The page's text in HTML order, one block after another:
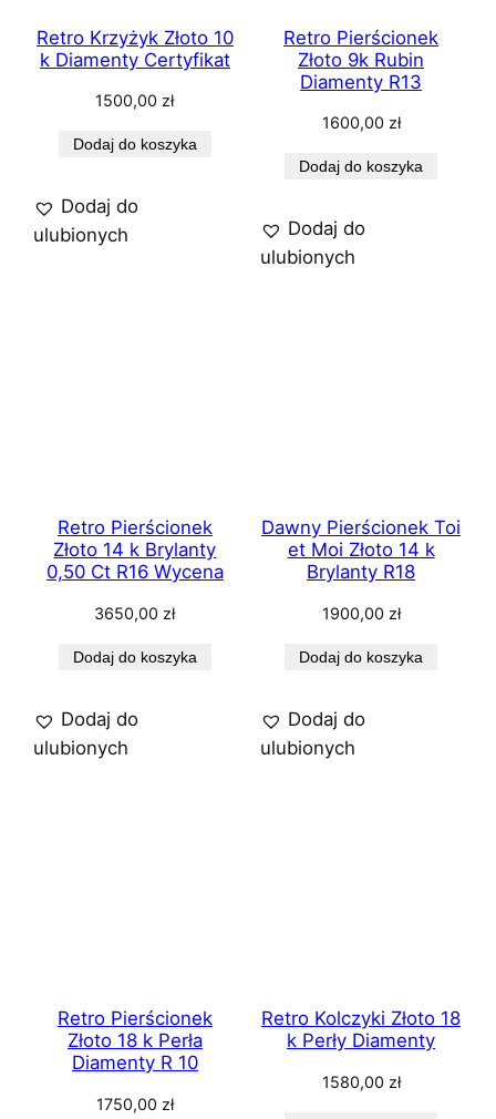
Retro Krzyżyk Złoto 10
k Diamenty Certyfikat
1500,00zł
Dodaj do koszyka
Dodaj do
ulubionych
Retro Pierścionek
Złoto 9k Rubin
Diamenty R13
1600,00 zł
Dodaj do koszyka
Dodaj do
ulubionych
Retro Pierścionek
Złoto 14 k Brylanty
0,50 Ct R16 Wycena
3650,00 zł
Dodaj do koszyka
Dodaj do
ulubionych
Dawny Pierścionek Toi
et Moi Złoto 14 k
Brylanty R18
1900,00 zł
Dodaj do koszyka
Dodaj do
ulubionych
Retro Pierścionek
Złoto 18 k Perła
Diamenty R 10
1750,00 zł
Retro Kolczyki Złoto 18
k Perły Diamenty
1580,00 zł